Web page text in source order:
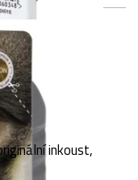
inkoust,